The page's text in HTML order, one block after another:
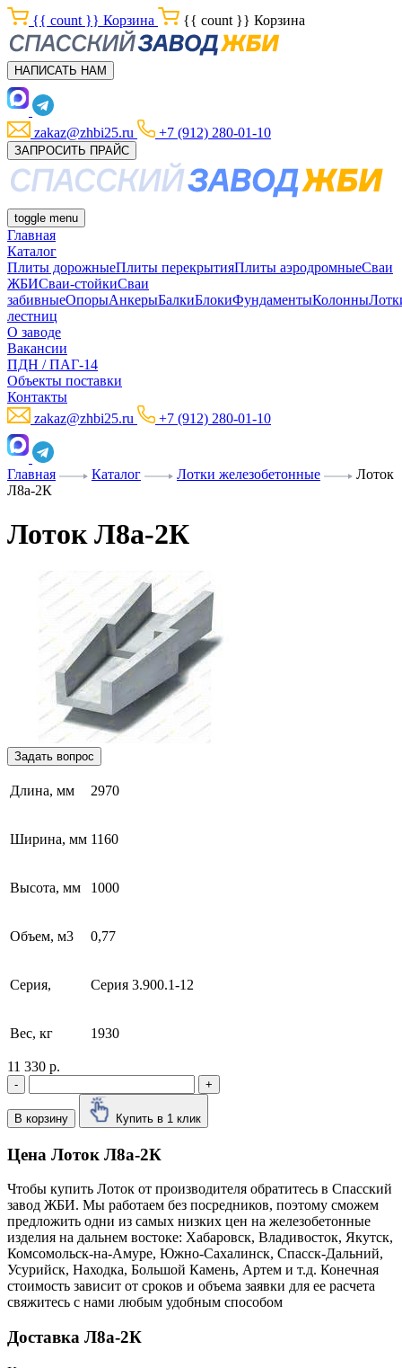
{{ count }} Корзина {{ count }} Корзина
НАПИСАТЬ НАМ
zakaz@zhbi25.ru +7 (912) 280-01-10
ЗАПРОСИТЬ ПРАЙС
toggle menu
Главная
Каталог
Плиты дорожныеПлиты перекрытияПлиты аэродромныеСваи
ЖБИСваи-стойкиСваи
забивныеОпорыАнкерыБалкиБлокиФундаментыКолонны
лестниц
О заводе
Вакансии
ПДН / ПАГ-14
Объекты поставки
Контакты
zakaz@zhbi25.ru
+7 (912) 280-01-10
Главная Каталог Лотки железобетонные
Лоток
Л8а-2К
Лоток Л8а-2К
Задать вопрос
Длина, мм 2970
Ширина, мм 1160
Высота, мм 1000
Объем, м3 0,77
Серия, Серия 3.900.1-12
Вес, кг 1930
11 330 р.
- +
В корзину Купить в 1 клик
Цена Лоток Л8а-2К
Чтобы купить Лоток от производителя обратитесь в Cпасский
завод ЖБИ. Мы работаем без посредников, поэтому сможем
предложить одни из самых низких цен на железобетонные
изделия на дальнем востоке: Хабаровск, Владивосток, Якутск,
Комсомольск-на-Амуре, Южно-Сахалинск, Спасск-Дальний,
Усурийск, Находка, Большой Камень, Артем и т.д. Конечная
стоимость зависит от сроков и объема заявки для ее расчета
свяжитесь с нами любым удобным способом
Доставка Л8а-2К